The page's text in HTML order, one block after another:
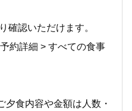
確認いただけます。
約詳細 > すべての食事
夕食内容や金額は人数・